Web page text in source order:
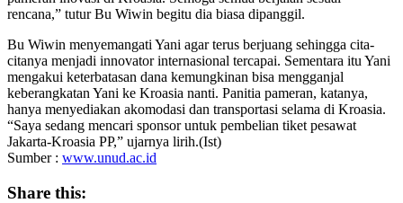
rencana,” tutur Bu Wiwin begitu dia biasa dipanggil.
Bu Wiwin menyemangati Yani agar terus berjuang sehingga cita-
citanya menjadi innovator internasional tercapai. Sementara itu Yani
mengakui keterbatasan dana kemungkinan bisa mengganjal
keberangkatan Yani ke Kroasia nanti. Panitia pameran, katanya,
hanya menyediakan akomodasi dan transportasi selama di Kroasia.
“Saya sedang mencari sponsor untuk pembelian tiket pesawat
Jakarta-Kroasia PP,” ujarnya lirih.(Ist)
Sumber : www.unud.ac.id
Share this: